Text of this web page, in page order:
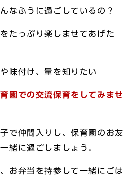
なふうに過ごしているの？
たっぷり楽しませてあげた
味付け、量を知りたい
園での交流保育をしてみませ
で仲間入りし、保育園のお友
緒に過ごしましょう。
お弁当を持参して一緒にごは